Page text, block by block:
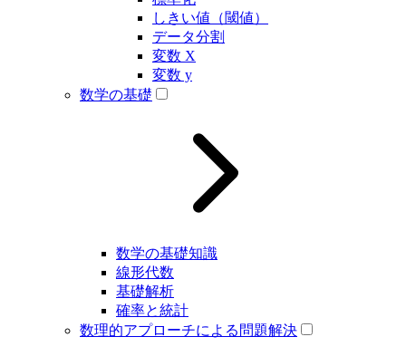
しきい値（閾値）
データ分割
変数 X
変数 y
数学の基礎
数学の基礎知識
線形代数
基礎解析
確率と統計
数理的アプローチによる問題解決